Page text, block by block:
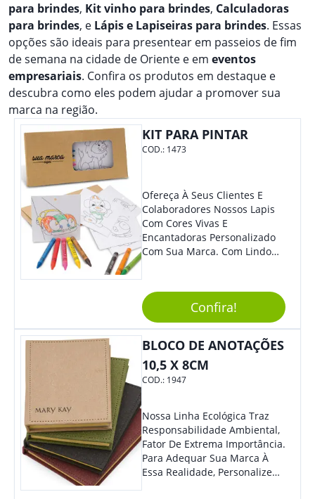
para brindes, Kit vinho para brindes, Calculadoras
para brindes, e Lápis e Lapiseiras para brindes. Essas
opções são ideais para presentear em passeios de fim
de semana na cidade de Oriente e em eventos
empresariais. Confira os produtos em destaque e
descubra como eles podem ajudar a promover sua
marca na região.
KIT PARA PINTAR
COD.: 1473
Ofereça À Seus Clientes E
Colaboradores Nossos Lapis
Com Cores Vivas E
Encantadoras Personalizado
Com Sua Marca. Com Lindo
Perfeito, Não É?!
Confira!
BLOCO DE ANOTAÇÕES
10,5 X 8CM
COD.: 1947
Nossa Linha Ecológica Traz
Responsabilidade Ambiental,
Fator De Extrema Importância.
Para Adequar Sua Marca À
Essa Realidade, Personalize